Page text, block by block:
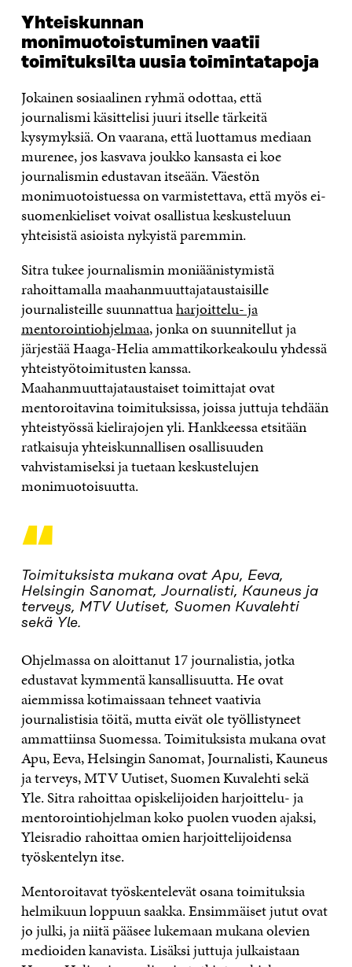
Yhteiskunnan
monimuotoistuminen vaatii
toimituksilta uusia toimintatapoja
Jokainen sosiaalinen ryhmä odottaa, että
journalismi käsittelisi juuri itselle tärkeitä
kysymyksiä. On vaarana, että luottamus mediaan
murenee, jos kasvava joukko kansasta ei koe
journalismin edustavan itseään. Väestön
monimuotoistuessa on varmistettava, että myös ei-
suomenkieliset voivat osallistua keskusteluun
yhteisistä asioista nykyistä paremmin.
Sitra tukee journalismin moniäänistymistä
rahoittamalla maahanmuuttajataustaisille
journalisteille suunnattuaharjoittelu- ja
mentorointiohjelmaa, jonka on suunnitellut ja
järjestää Haaga-Helia ammattikorkeakoulu yhdessä
yhteistyötoimitusten kanssa.
Maahanmuuttajataustaiset toimittajat ovat
mentoroitavina toimituksissa, joissa juttuja tehdään
yhteistyössä kielirajojen yli. Hankkeessa etsitään
ratkaisuja yhteiskunnallisen osallisuuden
vahvistamiseksi ja tuetaan keskustelujen
monimuotoisuutta.
“
Toimituksista mukana ovat Apu, Eeva,
Helsingin Sanomat, Journalisti, Kauneus ja
terveys, MTV Uutiset, Suomen Kuvalehti
sekä Yle.
Ohjelmassa on aloittanut 17 journalistia, jotka
edustavat kymmentä kansallisuutta. He ovat
aiemmissa kotimaissaan tehneet vaativia
journalistisia töitä, mutta eivät ole työllistyneet
ammattiinsa Suomessa. Toimituksista mukana ovat
Apu, Eeva, Helsingin Sanomat, Journalisti, Kauneus
ja terveys, MTV Uutiset, Suomen Kuvalehti sekä
Yle. Sitra rahoittaa opiskelijoiden harjoittelu- ja
mentorointiohjelman koko puolen vuoden ajaksi,
Yleisradio rahoittaa omien harjoittelijoidensa
työskentelyn itse.
Mentoroitavat työskentelevät osana toimituksia
helmikuun loppuun saakka. Ensimmäiset jutut ovat
jo julki, ja niitä pääsee lukemaan mukana olevien
medioiden kanavista. Lisäksi juttuja julkaistaan